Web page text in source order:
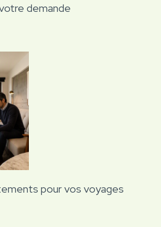
demande
pour vos voyages